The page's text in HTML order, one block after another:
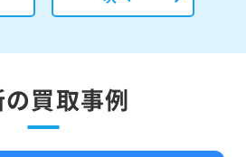
買取事例